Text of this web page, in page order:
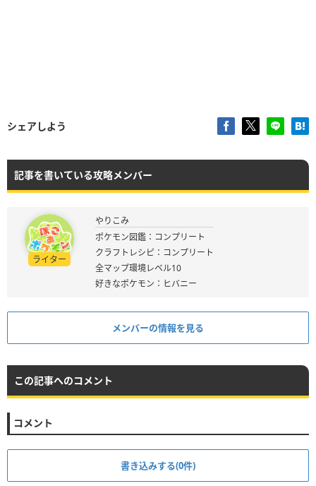
シェアしよう
記事を書いている攻略メンバー
ライター
やりこみ
ポケモン図鑑：コンプリート
クラフトレシピ：コンプリート
全マップ環境レベル10
好きなポケモン：ヒバニー
メンバーの情報を見る
この記事へのコメント
コメント
書き込みする(0件)